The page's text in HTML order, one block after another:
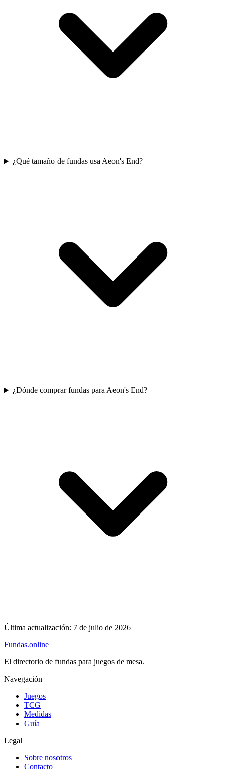
¿Qué tamaño de fundas usa Aeon's End?
¿Dónde comprar fundas para Aeon's End?
Última actualización: 7 de julio de 2026
Fundas.online
El directorio de fundas para juegos de mesa.
Navegación
Juegos
TCG
Medidas
Guía
Legal
Sobre nosotros
Contacto